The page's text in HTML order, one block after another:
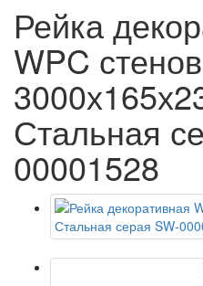
Рейка
WPC
Стальная
00001528